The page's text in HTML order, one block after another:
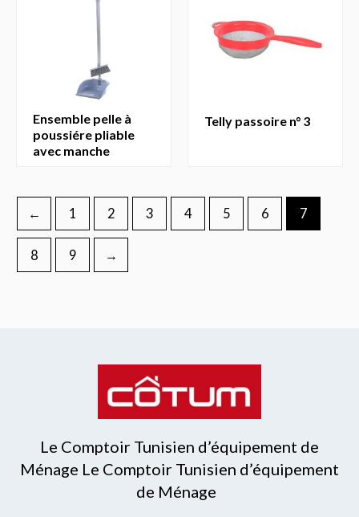
ensemble pelle à
poussiére pliable
avec manche
telly passoire n° 3
← 1 2 3 4 5 6 7
8 9 →
Le Comptoir Tunisien d’équipement de
Ménage Le Comptoir Tunisien d’équipement
de Ménage